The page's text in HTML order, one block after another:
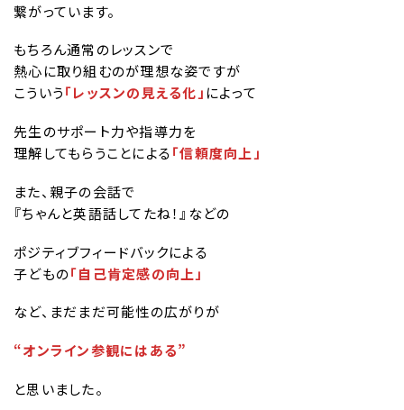
繋がっています。
もちろん通常のレッスンで
熱心に取り組むのが理想な姿ですが
こういう「レッスンの見える化」 によって
先生のサポート力や指導力を
理解してもらうことによる「信頼度向上」
また、親子の会話で
『ちゃんと英語話してたね！』などの
ポジティブフィードバックによる
子どもの「自己肯定感の向上」
など、まだまだ可能性の広がりが
“オンライン参観にはある”
と思いました。